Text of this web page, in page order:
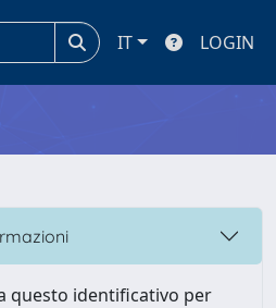
IT LOGIN
questo identificativo per